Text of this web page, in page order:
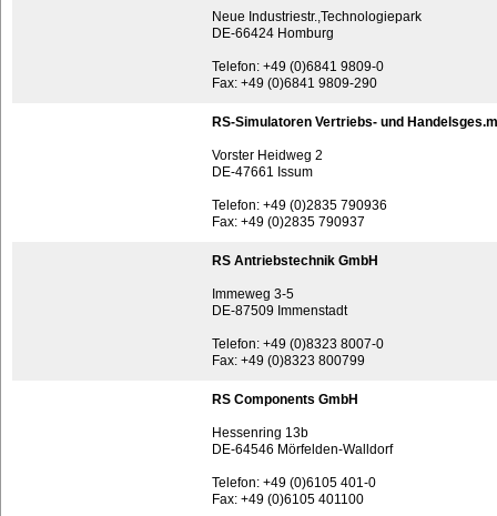
Neue Industriestr.,Technologiepark
DE-66424 Homburg
Telefon: +49 (0)6841 9809-0
Fax: +49 (0)6841 9809-290
RS-Simulatoren Vertriebs- und
Vorster Heidweg 2
DE-47661 Issum
Telefon: +49 (0)2835 790936
Fax: +49 (0)2835 790937
RS Antriebstechnik GmbH
Immeweg 3-5
DE-87509 Immenstadt
Telefon: +49 (0)8323 8007-0
Fax: +49 (0)8323 800799
RS Components GmbH
Hessenring 13b
DE-64546 Mörfelden-Walldorf
Telefon: +49 (0)6105 401-0
Fax: +49 (0)6105 401100